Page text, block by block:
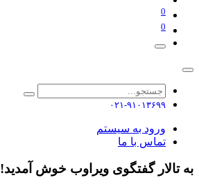
0
0
۰۲۱-۹۱۰۱۳۶۹۹
ورود به سیستم
تماس با ما
به تالار گفتگوی ویراوب خوش آمدید!